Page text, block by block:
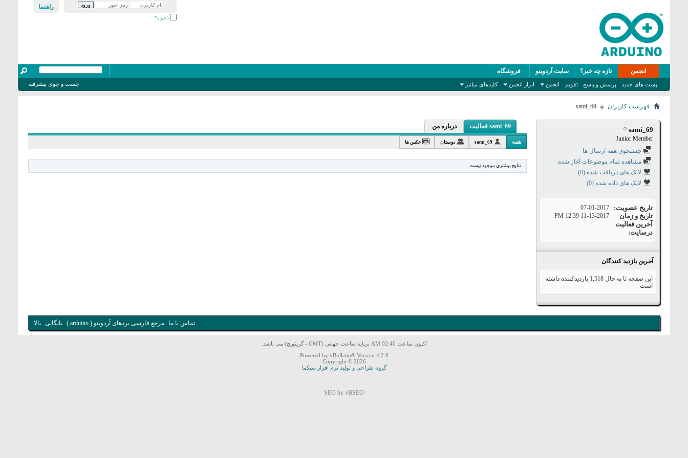
راهنما
ذخیره؟
انجمن
پست های جدید پرسش و پاسخ تقویم انجمن ابزار انجمن کلیدهای میانبر
تازه چه خبر؟ سایت آردوینو فروشگاه
جست و جوی پیشرفته
فهرست کاربران sami_69
sami_69
Junior Member
جستجوی همه ارسال ها
مشاهده تمام موضوعات آغاز شده
لایک های دریافت شده (0)
لایک های داده شده (0)
تاریخ عضویت 07-01-2017
تاریخ و زمان
آخرین فعالیت
درسایت
11-13-2017
12:39 PM
آخرین بازدید کنندگان
این صفحه تا به حال 1,518 بازدیدکننده داشته
است
sami_69 فعالیت درباره من
همه sami_69 دوستان عکس ها
نتایج بیشتری موجود نیست
تماس با ما مرجع فارسی بردهای آردوینو ( arduino ) بایگانی بالا
اکنون ساعت 02:40 AM برپایه ساعت جهانی (GMT - گرینویچ) می باشد.
Powered by vBulletin® Version 4.2.0
Copyright © 2026
گروه طراحی و تولید نرم افزار سیکما
SEO by vBSEO